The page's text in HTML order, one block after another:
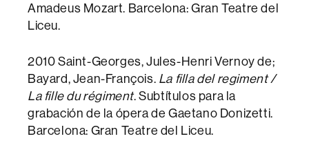
Amadeus Mozart. Barcelona: Gran Teatre del
Liceu.
2010 Saint-Georges, Jules-Henri Vernoy de;
Bayard, Jean-François. La filla del regiment /
La fille du régiment. Subtítulos para la
grabación de la ópera de Gaetano Donizetti.
Barcelona: Gran Teatre del Liceu.